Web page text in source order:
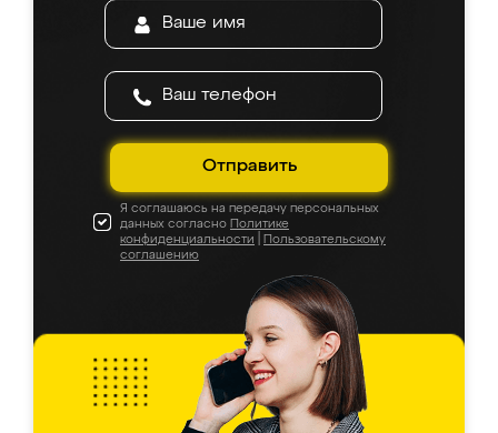
Отправить
Я соглашаюсь на передачу персональных
данных согласно Политике
конфиденциальности
Пользовательскому
соглашению